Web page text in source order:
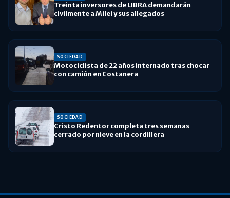
Treinta inversores de LIBRA demandarán
civilmente a Milei y sus allegados
SOCIEDAD
Motociclista de 22 años internado tras chocar
con camión en Costanera
SOCIEDAD
Cristo Redentor completa tres semanas
cerrado por nieve en la cordillera